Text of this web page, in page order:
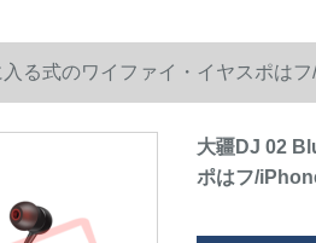
る式のワイファイ・イヤスポは
大疆DJ 02
ポはフ/